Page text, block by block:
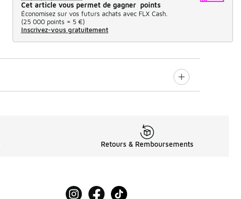
Cet article vous permet de gagner points
Économisez sur vos futurs achats avec FLX Cash.
(25 000 points = 5 €)
Inscrivez-vous gratuitement
Retours & Remboursements